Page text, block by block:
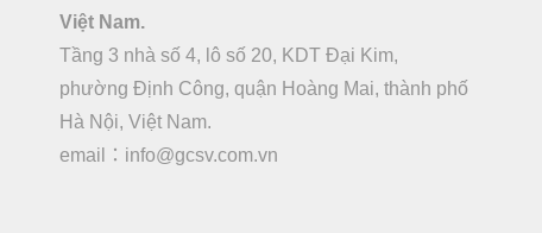
Việt Nam.
Tầng 3 nhà số 4, lô số 20, KDT Đại Kim,
phường Định Công, quận Hoàng Mai, thành phố
Hà Nội, Việt Nam.
email： info@gcsv.com.vn